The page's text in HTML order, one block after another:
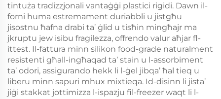
tintuża tradizzjonali vantaġġi plastici rigidi. Dawn il-
forni huma estremament duriabbli u jistgħu
jisostnu ħafna drabi ta’ ġlid u tisħin mingħajr ma
jkruptu jew isibu fragilezza, offrendo valur aħjar fl-
ittest. Il-fattura minn silikon food-grade naturalment
resistenti għall-ingħaqad ta’ stain u l-assorbiment
ta’ odori, assigurando hekk li l-ġel jibqa’ ħal tieq u
liberu minn sapuri mhux mixtieqa. Id-disinn li jista’
jiġi stakkat jottimizza l-ispazju fil-freezer waqt li l-